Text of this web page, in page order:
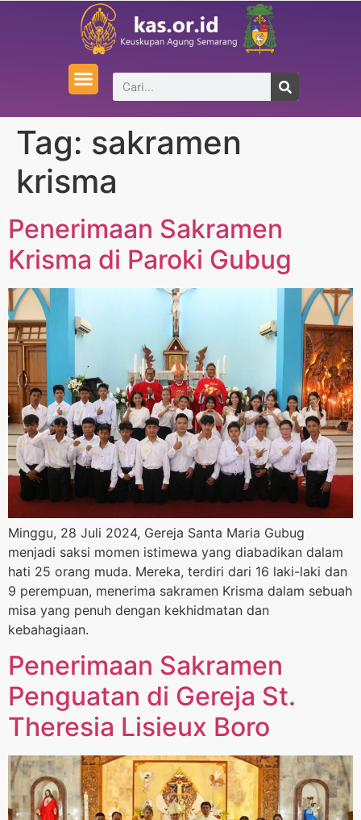
Tag: sakramen
krisma
Penerimaan Sakramen
Krisma di Paroki Gubug
Minggu, 28 Juli 2024, Gereja Santa Maria Gubug
menjadi saksi momen istimewa yang diabadikan dalam
hati 25 orang muda. Mereka, terdiri dari 16 laki-laki dan
9 perempuan, menerima sakramen Krisma dalam sebuah
misa yang penuh dengan kekhidmatan dan
kebahagiaan.
Penerimaan Sakramen
Penguatan di Gereja St.
Theresia Lisieux Boro